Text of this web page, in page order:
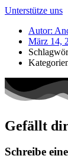
Unterstütze uns
Autor:
März 14,
Gefällt
Schreibe